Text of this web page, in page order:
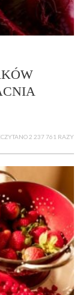
2 237 761 RAZY